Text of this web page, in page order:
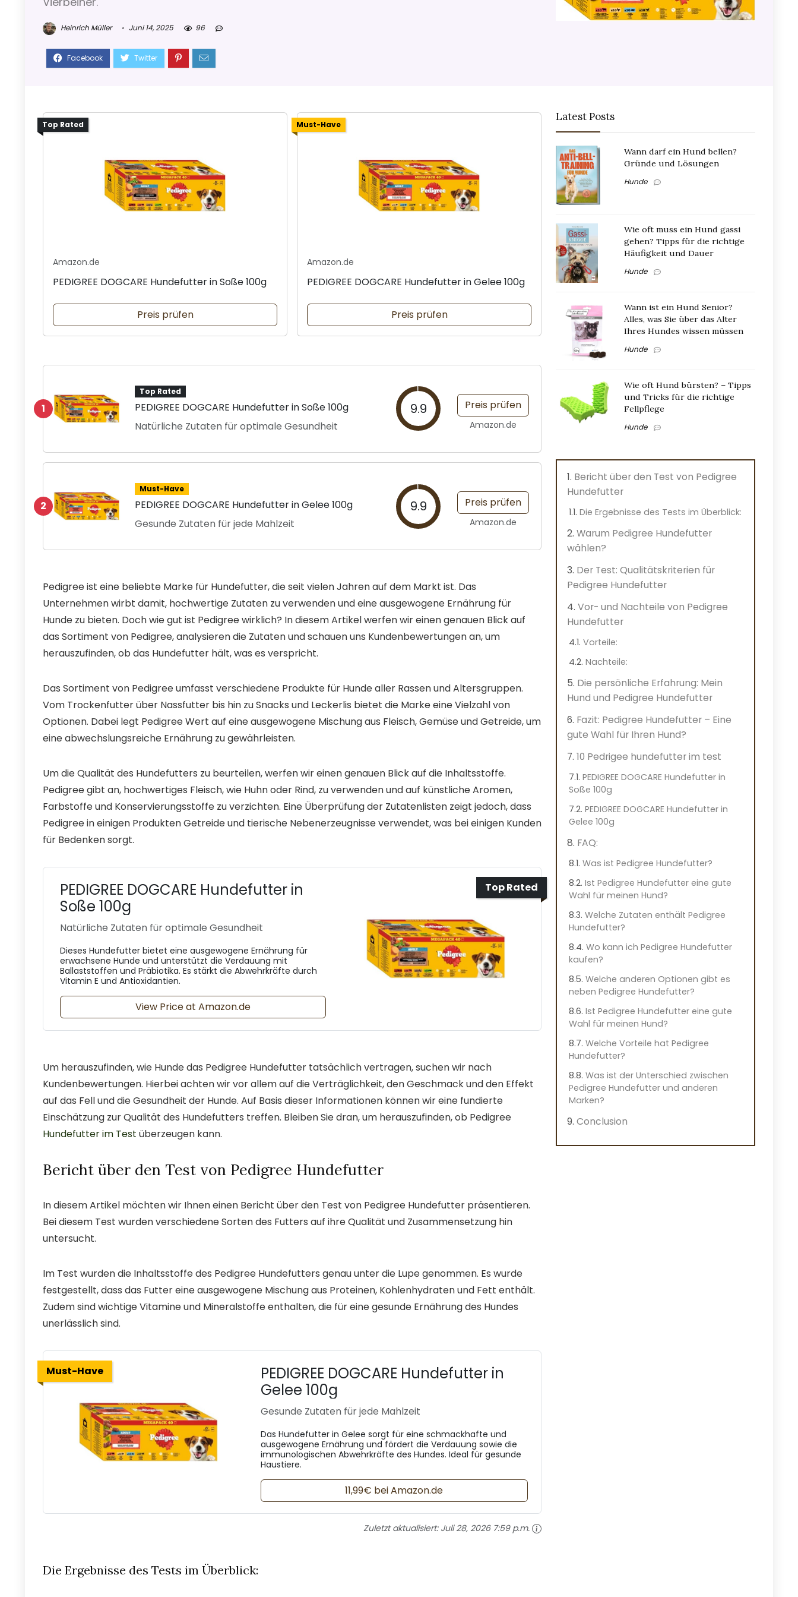
Heinrich Müller Juni 14, 2025 96
Top Rated
Amazon.de
PEDIGREE DOGCARE Hundefutter in Soße 100g
Preis prüfen
Must-Have
Amazon.de
PEDIGREE DOGCARE Hundefutter in Gelee 100g
Preis prüfen
1
Top Rated
PEDIGREE DOGCARE Hundefutter in Soße 100g
Natürliche Zutaten für optimale Gesundheit
9.9 Preis prüfen
Amazon.de
2
Must-Have
PEDIGREE DOGCARE Hundefutter in Gelee 100g
Gesunde Zutaten für jede Mahlzeit
9.9 Preis prüfen
Amazon.de
Pedigree ist eine beliebte Marke für Hundefutter, die seit vielen Jahren auf dem Markt ist. Das
Unternehmen wirbt damit, hochwertige Zutaten zu verwenden und eine ausgewogene Ernährung für
Hunde zu bieten. Doch wie gut ist Pedigree wirklich? In diesem Artikel werfen wir einen genauen Blick auf
das Sortiment von Pedigree, analysieren die Zutaten und schauen uns Kundenbewertungen an, um
herauszufinden, ob das Hundefutter hält, was es verspricht.
Das Sortiment von Pedigree umfasst verschiedene Produkte für Hunde aller Rassen und Altersgruppen.
Vom Trockenfutter über Nassfutter bis hin zu Snacks und Leckerlis bietet die Marke eine Vielzahl von
Optionen. Dabei legt Pedigree Wert auf eine ausgewogene Mischung aus Fleisch, Gemüse und Getreide, um
eine abwechslungsreiche Ernährung zu gewährleisten.
Um die Qualität des Hundefutters zu beurteilen, werfen wir einen genauen Blick auf die Inhaltsstoffe.
Pedigree gibt an, hochwertiges Fleisch, wie Huhn oder Rind, zu verwenden und auf künstliche Aromen,
Farbstoffe und Konservierungsstoffe zu verzichten. Eine Überprüfung der Zutatenlisten zeigt jedoch, dass
Pedigree in einigen Produkten Getreide und tierische Nebenerzeugnisse verwendet, was bei einigen Kunden
für Bedenken sorgt.
Top Rated
PEDIGREE DOGCARE Hundefutter in
Soße 100g
Natürliche Zutaten für optimale Gesundheit
Dieses Hundefutter bietet eine ausgewogene Ernährung für
erwachsene Hunde und unterstützt die Verdauung mit
Ballaststoffen und Präbiotika. Es stärkt die Abwehrkräfte durch
Vitamin E und Antioxidantien.
View Price at Amazon.de
Um herauszufinden, wie Hunde das Pedigree Hundefutter tatsächlich vertragen, suchen wir nach
Kundenbewertungen. Hierbei achten wir vor allem auf die Verträglichkeit, den Geschmack und den Effekt
auf das Fell und die Gesundheit der Hunde. Auf Basis dieser Informationen können wir eine fundierte
Einschätzung zur Qualität des Hundefutters treffen. Bleiben Sie dran, um herauszufinden, ob Pedigree
Hundefutter im Test überzeugen kann.
Bericht über den Test von Pedigree Hundefutter
In diesem Artikel möchten wir Ihnen einen Bericht über den Test von Pedigree Hundefutter präsentieren.
Bei diesem Test wurden verschiedene Sorten des Futters auf ihre Qualität und Zusammensetzung hin
untersucht.
Im Test wurden die Inhaltsstoffe des Pedigree Hundefutters genau unter die Lupe genommen. Es wurde
festgestellt, dass das Futter eine ausgewogene Mischung aus Proteinen, Kohlenhydraten und Fett enthält.
Zudem sind wichtige Vitamine und Mineralstoffe enthalten, die für eine gesunde Ernährung des Hundes
unerlässlich sind.
Must-Have
PEDIGREE DOGCARE Hundefutter in
Gelee 100g
Gesunde Zutaten für jede Mahlzeit
Das Hundefutter in Gelee sorgt für eine schmackhafte und
ausgewogene Ernährung und fördert die Verdauung sowie die
immunologischen Abwehrkräfte des Hundes. Ideal für gesunde
Haustiere.
11,99€ bei Amazon.de
Zuletzt aktualisiert: Juli 28, 2026 7:59 p.m.
Die Ergebnisse des Tests im Überblick:
Latest Posts
Wann darf ein Hund bellen?
Gründe und Lösungen
Hunde
Wie oft muss ein Hund gassi
gehen? Tipps für die richtige
Häufigkeit und Dauer
Hunde
Wann ist ein Hund Senior?
Alles, was Sie über das Alter
Ihres Hundes wissen müssen
Hunde
Wie oft Hund bürsten? – Tipps
und Tricks für die richtige
Fellpflege
Hunde
Bericht über den Test von Pedigree
Hundefutter
Die Ergebnisse des Tests im Überblick:
Warum Pedigree Hundefutter
wählen?
Der Test: Qualitätskriterien für
Pedigree Hundefutter
Vor- und Nachteile von Pedigree
Hundefutter
Vorteile:
Nachteile:
Die persönliche Erfahrung: Mein
Hund und Pedigree Hundefutter
Fazit: Pedigree Hundefutter – Eine
gute Wahl für Ihren Hund?
10 Pedrigee hundefutter im test
PEDIGREE DOGCARE Hundefutter in
Soße 100g
PEDIGREE DOGCARE Hundefutter in
Gelee 100g
FAQ:
Was ist Pedigree Hundefutter?
Ist Pedigree Hundefutter eine gute
Wahl für meinen Hund?
Welche Zutaten enthält Pedigree
Hundefutter?
Wo kann ich Pedigree Hundefutter
kaufen?
Welche anderen Optionen gibt es
neben Pedigree Hundefutter?
Ist Pedigree Hundefutter eine gute
Wahl für meinen Hund?
Welche Vorteile hat Pedigree
Hundefutter?
Was ist der Unterschied zwischen
Pedigree Hundefutter und anderen
Marken?
Conclusion